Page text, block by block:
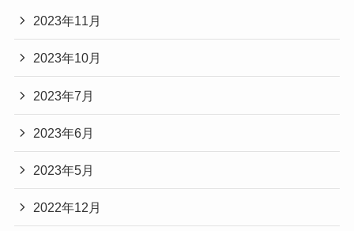
2023年11月
2023年10月
2023年7月
2023年6月
2023年5月
2022年12月